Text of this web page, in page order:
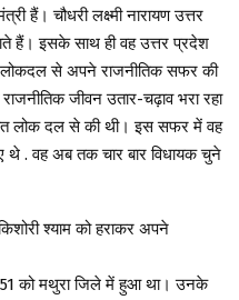
हैं। चौधरी लक्ष्मी नारायण उत्तर
हैं। इसके साथ ही वह उत्तर प्रदेश
लोकदल से अपने राजनीतिक सफर की
जीवन उतार-चढ़ाव भरा रहा
लोक दल से की थी। इस सफर में वह
थे . वह अब तक चार बार विधायक चुने
श्याम को हराकर अपने
को मथुरा जिले में हुआ था। उनके